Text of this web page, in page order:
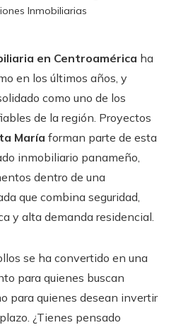
Inmobiliarias
en Centroamérica ha
en los últimos años, y
como uno de los
de la región. Proyectos
María forman parte de esta
inmobiliario panameño,
dentro de una
que combina seguridad,
y alta demanda residencial.
se ha convertido en una
para quienes buscan
para quienes desean invertir
¿Tienes pensado